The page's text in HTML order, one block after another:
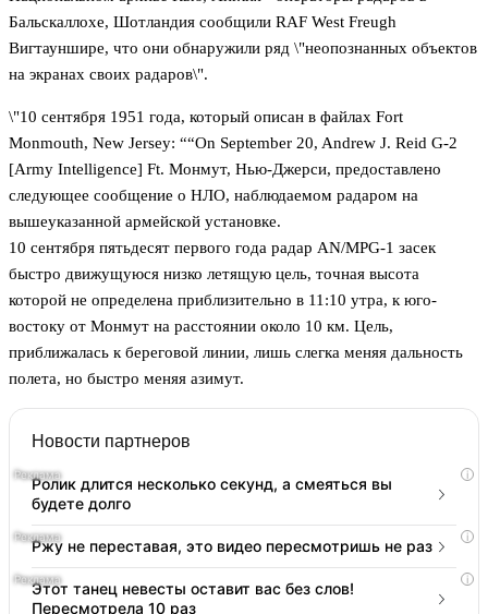
Бальскаллохе, Шотландия сообщили RAF West Freugh
Вигтауншире, что они обнаружили ряд \"неопознанных объектов
на экранах своих радаров\".
\"10 сентября 1951 года, который описан в файлах Fort
Monmouth, New Jersey: ““On September 20, Andrew J. Reid G-2
[Army Intelligence] Ft. Монмут, Нью-Джерси, предоставлено
следующее сообщение о НЛО, наблюдаемом радаром на
вышеуказанной армейской установке.
10 сентября пятьдесят первого года радар AN/MPG-1 засек
быстро движущуюся низко летящую цель, точная высота
которой не определена приблизительно в 11:10 утра, к юго-
востоку от Монмут на расстоянии около 10 км. Цель,
приближалась к береговой линии, лишь слегка меняя дальность
полета, но быстро меняя азимут.
Новости партнеров
i
Ролик длится несколько секунд, а смеяться вы
будете долго
i
Ржу не переставая, это видео пересмотришь не раз
i
Этот танец невесты оставит вас без слов!
Пересмотрела 10 раз